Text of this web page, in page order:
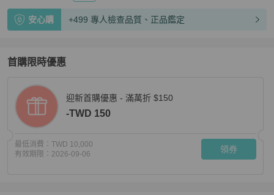
安心購 +499 專人檢查品質、正品鑑定
首購限時優惠
迎新首購優惠 - 滿萬折 $150
-TWD 150
最低消費： TWD 10,000
有效期限： 2026-09-06 領券